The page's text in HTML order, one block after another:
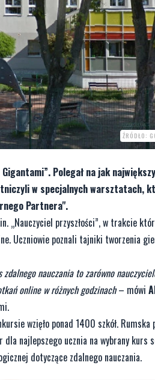
ŹRÓDŁO:
Polegał na jak
w specjalnych warsztatach,
Partnera".
„Nauczyciel przyszłości”, w trakcie
Uczniowie poznali tajniki tworzenia
nauczania to zarówno
online w różnych godzinach– mówi
wzięło ponad 1400 szkół. Rumska
najlepszego ucznia na wybrany kurs
dotyczące zdalnego nauczania.